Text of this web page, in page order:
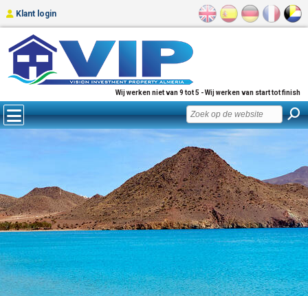
Wij werken niet van 9 tot 5 - Wij werken van start tot finish
Klant login